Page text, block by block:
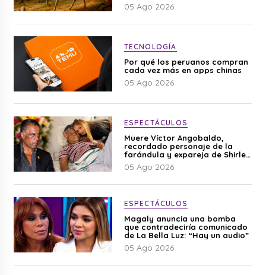
05 Ago 2026
TECNOLOGÍA
Por qué los peruanos compran
cada vez más en apps chinas
05 Ago 2026
ESPECTÁCULOS
Muere Víctor Angobaldo,
recordado personaje de la
farándula y expareja de Shirley
Cherres
05 Ago 2026
ESPECTÁCULOS
Magaly anuncia una bomba
que contradeciría comunicado
de La Bella Luz: “Hay un audio”
05 Ago 2026